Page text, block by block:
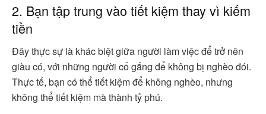
2. Bạn tập trung vào tiết kiệm thay vì kiếm
tiền
Đây thực sự là khác biệt giữa người làm việc để trở nên
giàu có, với những người cố gắng để không bị nghèo đói.
Thực tế, bạn có thể tiết kiệm để không nghèo, nhưng
không thể tiết kiệm mà thành tỷ phú.